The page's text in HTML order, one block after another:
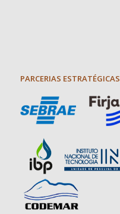
PARCERIAS ESTRATÉGICAS